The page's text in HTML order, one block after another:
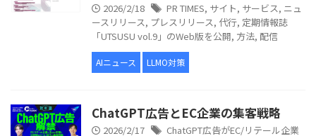
2026/2/18 PR TIMES, サイト, サービス, ニュ
ースリリース, プレスリリース, 代行, 定期情報誌
「UTSUSU vol.9」のWeb版を公開, 方法, 配信
AIニュース LLMO対策
ChatGPT広告とEC企業の集客戦略
2026/2/17
ChatGPT広告がEC/リテール企業